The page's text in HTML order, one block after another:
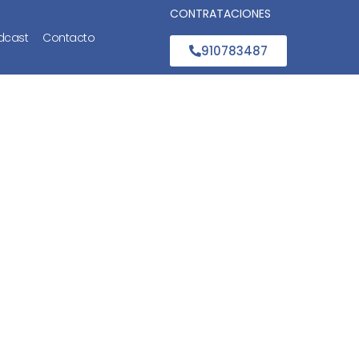
Contacto
CONTRATACIONES
910783487